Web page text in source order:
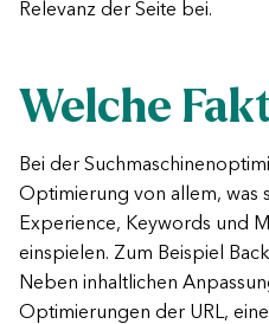
Relevanz der Seite bei.
Welche
Bei der
Optimierung von allem, was
Experience, Keywords und
einspielen. Zum Beispiel
Neben inhaltlichen
Optimierungen der URL,